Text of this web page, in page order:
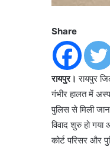
Share
रायपुर। रायपुर
गंभीर हालत में
पुलिस से मिली
विवाद शुरु हो
कोर्ट परिसर और